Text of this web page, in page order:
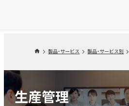
製品・サービス 製品・サービス別
生産管理